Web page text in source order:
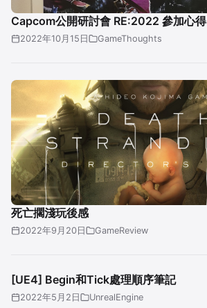
Capcom公開研討會 RE:2022 參加心得
2022年10月15日 GameThoughts
死亡擱淺玩後感
2022年9月20日 GameReview
[UE4] Begin和Tick處理順序筆記
2022年5月2日 UnrealEngine